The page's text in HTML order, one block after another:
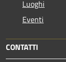
Luoghi
Eventi
CONTATTI